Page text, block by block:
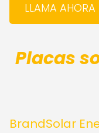
LLAMA AHORA
Placas
BrandSolar